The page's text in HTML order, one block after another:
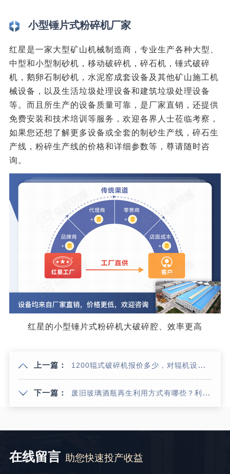
小型锤片式粉碎机厂家
红星是一家大型矿山机械制造商，专业生产各种大型、
中型和小型制砂机，移动破碎机，碎石机，锤式破碎
机，鹅卵石制砂机，水泥窑成套设备及其他矿山施工机
械设备，以及生活垃圾处理设备和建筑垃圾处理设备
等。而且所生产的设备质量可靠，是厂家直销，还提供
免费安装和技术培训等服务，欢迎各界人士莅临考察，
如果您还想了解更多设备或全套的制砂生产线，碎石生
产线，粉碎生产线的价格和详细参数等，尊请随时咨
询。
红星的小型锤片式粉碎机大破碎腔、效率更高
上一篇： 1200辊式破碎机报价多少，对辊机设备厂家大全
下一篇： 废旧玻璃酒瓶再生利用方式有哪些？利润如何？
在线留言 助您快速投产收益